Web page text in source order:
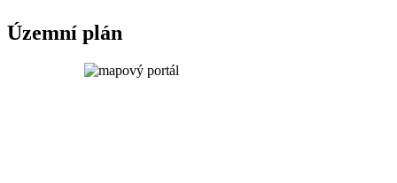
Územní plán